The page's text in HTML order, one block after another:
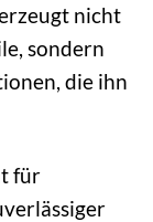
nicht
sondern
die ihn
für